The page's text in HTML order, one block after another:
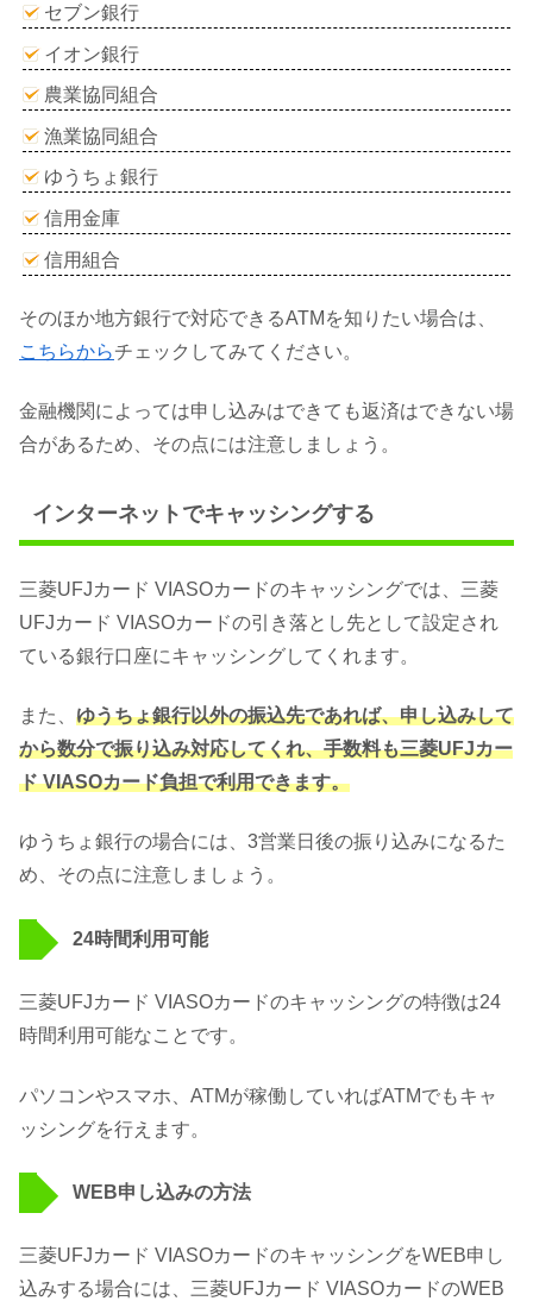
セブン銀行
イオン銀行
農業協同組合
漁業協同組合
ゆうちょ銀行
信用金庫
信用組合
そのほか地方銀行で対応できるATMを知りたい場合は、
こちらからチェックしてみてください。
金融機関によっては申し込みはできても返済はできない場
合があるため、その点には注意しましょう。
インターネットでキャッシングする
三菱UFJカード VIASOカードのキャッシングでは、三菱
UFJカード VIASOカードの引き落とし先として設定され
ている銀行口座にキャッシングしてくれます。
また、 ゆうちょ銀行以外の振込先であれば、申し込みして
から数分で振り込み対応してくれ、手数料も三菱UFJカー
ド VIASOカード負担で利用できます。
ゆうちょ銀行の場合には、3営業日後の振り込みになるた
め、その点に注意しましょう。
24時間利用可能
三菱UFJカード VIASOカードのキャッシングの特徴は24
時間利用可能なことです。
パソコンやスマホ、ATMが稼働していればATMでもキャ
ッシングを行えます。
WEB申し込みの方法
三菱UFJカード VIASOカードのキャッシングをWEB申し
込みする場合には、三菱UFJカード VIASOカードのWEB